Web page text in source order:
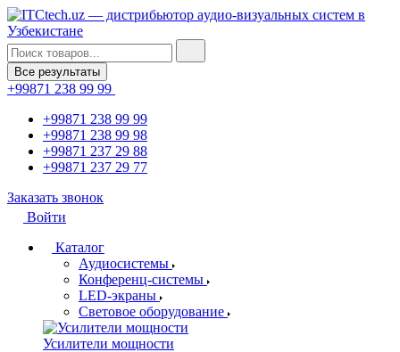
Все результаты
+99871 238 99 99
+99871 238 99 99
+99871 238 99 98
+99871 237 29 88
+99871 237 29 77
Заказать звонок
Войти
Каталог
Аудиосистемы
Конференц-системы
LED-экраны
Световое оборудование
Усилители мощности